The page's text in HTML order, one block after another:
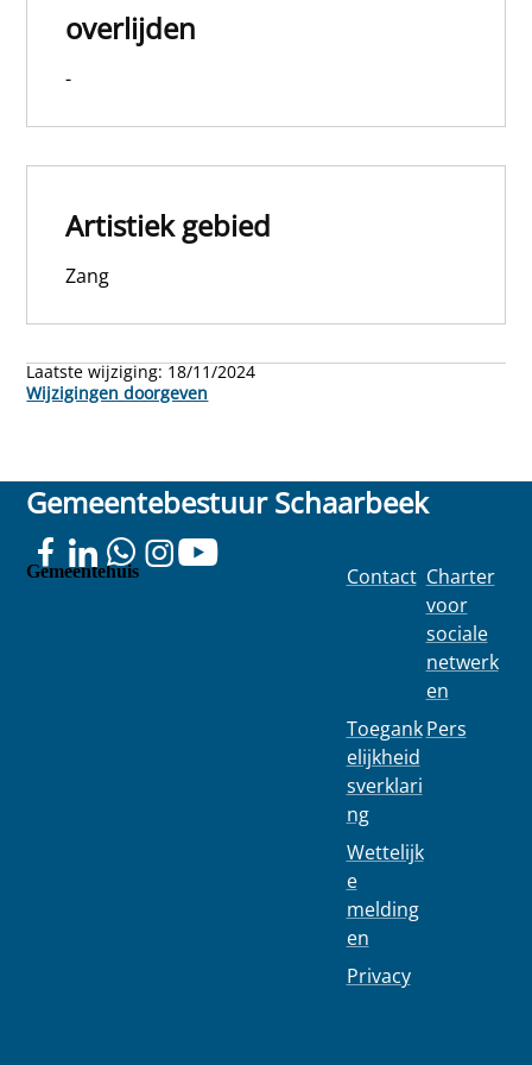
overlijden
-
Artistiek gebied
Zang
Laatste wijziging: 18/11/2024
Wijzigingen doorgeven
Gemeentebestuur Schaarbeek
Gemeentehuis Contact
Toegank
elijkheid
sverklari
ng
Wettelijk
e
melding
en
Privacy
Charter
voor
sociale
netwerk
en
Pers